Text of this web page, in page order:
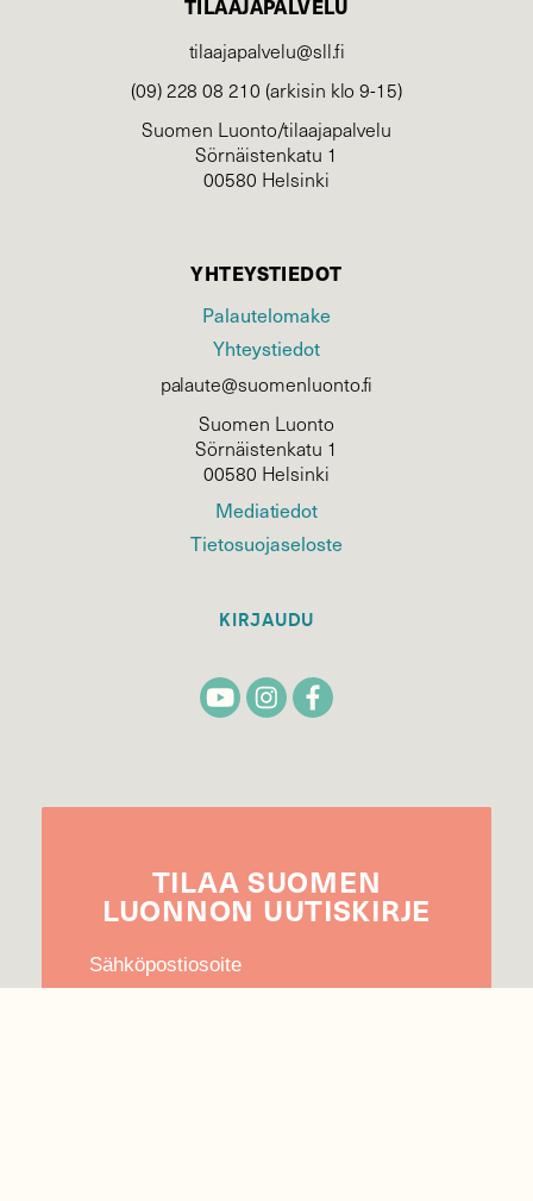
TILAAJAPALVELU
tilaajapalvelu@sll.fi
(09) 228 08 210 (arkisin klo 9-15)
Suomen Luonto/tilaajapalvelu
Sörnäistenkatu 1
00580 Helsinki
YHTEYSTIEDOT
Palautelomake
Yhteystiedot
palaute@suomenluonto.fi
Suomen Luonto
Sörnäistenkatu 1
00580 Helsinki
Mediatiedot
Tietosuojaseloste
KIRJAUDU
TILAA SUOMEN
LUONNON UUTIS­KIRJE
Sähköpostiosoite